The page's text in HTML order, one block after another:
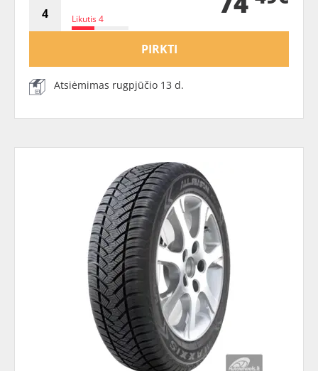
Likutis 4
PIRKTI
Atsiėmimas rugpjūčio 13 d.